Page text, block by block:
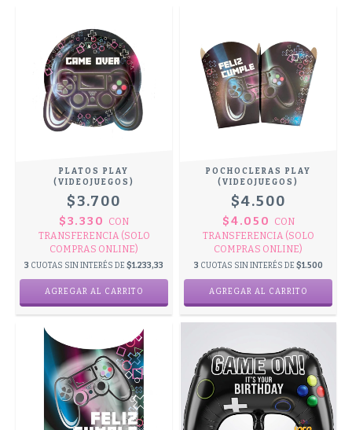
PLATOS PLAY
(VIDEOJUEGOS)
$3.700
$3.330
CON
TRANSFERENCIA (SOLO
COMPRAS ONLINE)
3 CUOTAS SIN INTERÉS DE $1.233,33
POCHOCLERAS PLAY
(VIDEOJUEGOS)
$4.500
$4.050
CON
TRANSFERENCIA (SOLO
COMPRAS ONLINE)
3 CUOTAS SIN INTERÉS DE $1.500